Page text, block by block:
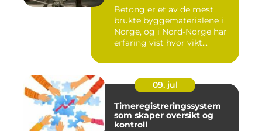
Betong er et av de mest
brukte byggematerialene i
Norge, og i Nord-Norge har
erfaring vist hvor vikt...
09. jul
Timeregistreringssystem
som skaper oversikt og
kontroll